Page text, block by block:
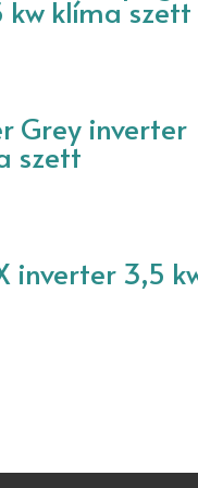
kw klíma szett
Grey inverter
szett
inverter 3,5